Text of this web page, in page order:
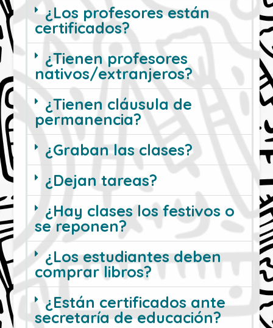
¿Los profesores están
certificados?
¿Tienen profesores
nativos/extranjeros?
¿Tienen cláusula de
permanencia?
¿Graban las clases?
¿Dejan tareas?
¿Hay clases los festivos o
se reponen?
¿Los estudiantes deben
comprar libros?
¿Están certificados ante
secretaría de educación?